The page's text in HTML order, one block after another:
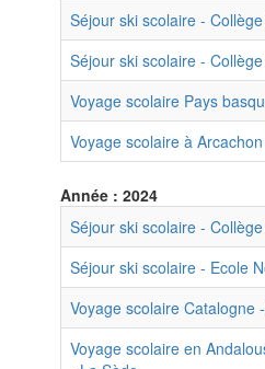
Séjour ski scolaire -
Séjour ski scolaire -
Voyage scolaire Pays
Voyage scolaire à
Année : 2024
Séjour ski scolaire -
Séjour ski scolaire - Ecole
Voyage scolaire Catalogne
Voyage scolaire en